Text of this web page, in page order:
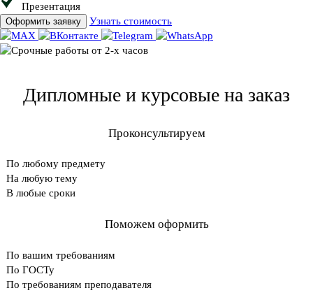
Презентация
Оформить заявку Узнать стоимость
Дипломные и курсовые на заказ
Проконсультируем
По любому предмету
На любую тему
В любые сроки
Поможем оформить
По вашим требованиям
По ГОСТу
По требованиям преподавателя